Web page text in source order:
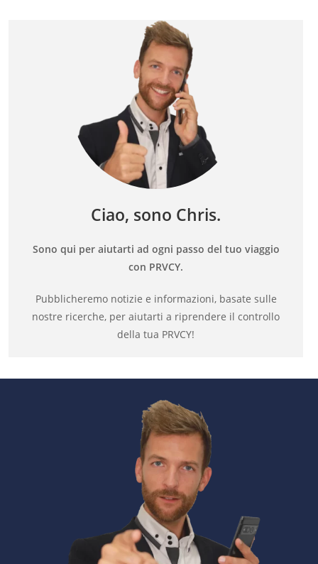
Ciao, sono Chris.
Sono qui per aiutarti ad ogni passo del tuo viaggio
con PRVCY.
Pubblicheremo notizie e informazioni, basate sulle
nostre ricerche, per aiutarti a riprendere il controllo
della tua PRVCY!